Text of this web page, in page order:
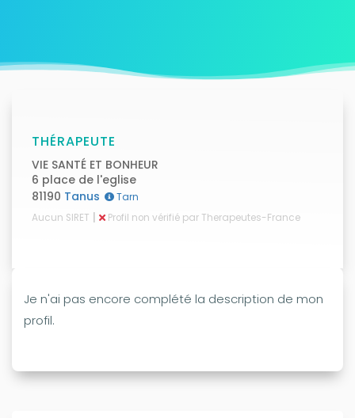
THÉRAPEUTE
VIE SANTÉ ET BONHEUR
6 place de l'eglise
81190 Tanus
Tarn
Aucun SIRET | Profil non vérifié par Therapeutes-France
Je n'ai pas encore complété la description de mon
profil.